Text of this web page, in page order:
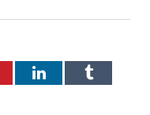
LinkedInTumblr